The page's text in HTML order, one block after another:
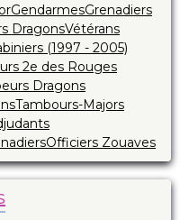
GendarmesGrenadiers
DragonsVétérans
(1997 - 2005)
2e des Rouges
Dragons
Tambours-Majors
Officiers Zouaves